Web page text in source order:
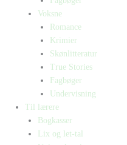
Voksne
Romance
Krimier
Skønlitteratur
True Stories
Fagbøger
Undervisning
Til lærere
Bogkasser
Lix og let-tal